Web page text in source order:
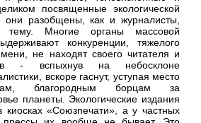
посвященные экологической
они разобщены, как и журналисты,
Многие органы массовой
конкуренции, тяжелого
не находят своего читателя и
- вспыхнув на небосклоне
вскоре гаснут, уступая место
благородным борцам за
планеты. Экологические издания
киосках «Союзпечати», а у частных